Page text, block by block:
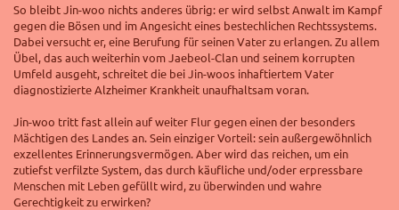
So bleibt Jin-woo nichts anderes übrig: er wird selbst Anwalt im Kampf
gegen die Bösen und im Angesicht eines bestechlichen Rechtssystems.
Dabei versucht er, eine Berufung für seinen Vater zu erlangen. Zu allem
Übel, das auch weiterhin vom Jaebeol-Clan und seinem korrupten
Umfeld ausgeht, schreitet die bei Jin-woos inhaftiertem Vater
diagnostizierte Alzheimer Krankheit unaufhaltsam voran.
Jin-woo tritt fast allein auf weiter Flur gegen einen der besonders
Mächtigen des Landes an. Sein einziger Vorteil: sein außergewöhnlich
exzellentes Erinnerungsvermögen. Aber wird das reichen, um ein
zutiefst verfilzte System, das durch käufliche und/oder erpressbare
Menschen mit Leben gefüllt wird, zu überwinden und wahre
Gerechtigkeit zu erwirken?